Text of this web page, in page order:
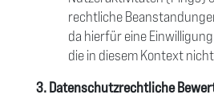
rechtliche
da hierfür eine
die in diesem Kontext
3. Datenschutzrechtliche